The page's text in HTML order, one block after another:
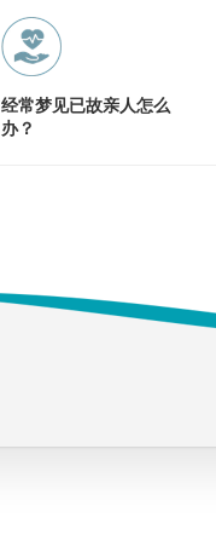
经常梦见已故亲人怎么
办？